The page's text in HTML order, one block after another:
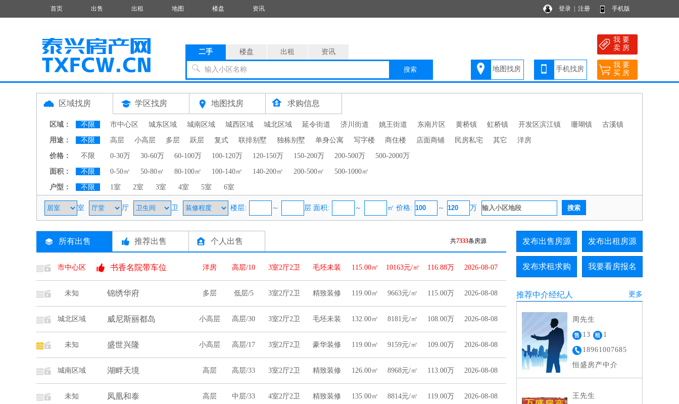
首页 出售 出租 地图 楼盘 资讯 登录 注册 手机版
二手 楼盘 出租 资讯
输入小区名称 搜索 地图找房 手机找房
我 要
卖 房
我 要
买 房
区域找房 学区找房 地图找房 求购信息
区域： 不限 市中心区 城东区域 城南区域 城西区域 城北区域 延令街道 济川街道 姚王街道 东南片区 黄桥镇 虹桥镇 开发区滨江镇 珊瑚镇 古溪镇
用途： 不限 高层 小高层 多层 跃层 复式 联排别墅 独栋别墅 单身公寓 写字楼 商住楼 店面商铺 民房私宅 其它 洋房
价格： 不限 0-30万 30-60万 60-100万 100-120万 120-150万 150-200万 200-500万 500-2000万
面积： 不限 0-50㎡ 50-80㎡ 80-100㎡ 100-140㎡ 140-200㎡ 200-500㎡ 500-1000㎡
户型： 不限 1室 2室 3室 4室 5室 6室
室 厅 卫 楼层: ～ 层 面积: ～ ㎡ 价格: ～ 万
所有出售 推荐出售 个人出售 共7333条房源
市中心区 书香名院带车位 洋房 高层/10 3室2厅2卫 毛坯未装 115.00㎡ 10163元/㎡ 116.88万 2026-08-07
未知 锦绣华府 多层 低层/5 3室2厅2卫 精致装修 119.00㎡ 9663元/㎡ 115.00万 2026-08-08
城北区域 威尼斯丽都岛 小高层 高层/30 3室2厅2卫 毛坯未装 132.00㎡ 8181元/㎡ 108.00万 2026-08-08
未知 盛世兴隆 小高层 高层/17 3室2厅2卫 豪华装修 119.00㎡ 9159元/㎡ 109.00万 2026-08-08
城南区域 湖畔天境 高层 高层/33 3室2厅2卫 精致装修 126.00㎡ 8968元/㎡ 113.00万 2026-08-08
未知 凤凰和泰 高层 中层/33 4室2厅2卫 精致装修 135.00㎡ 8814元/㎡ 119.00万 2026-08-08
发布出售房源 发布出租房源
发布求租求购 我要看房报名
推荐中介经纪人 更多
周先生
13
1
18961007685
恒盛房产中介
王先生